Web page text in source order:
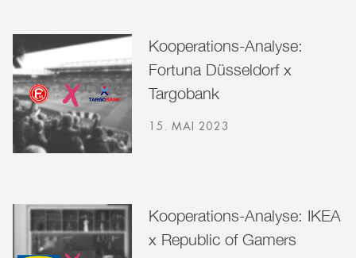
Kooperations-Analyse:
Fortuna Düsseldorf x
Targobank
15. MAI 2023
Kooperations-Analyse: IKEA
x Republic of Gamers